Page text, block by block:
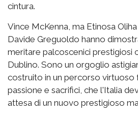
cintura.
Vince McKenna, ma Etinosa
Davide Greguoldo hanno
meritare palcoscenici prestigiosi
Dublino. Sono un orgoglio
costruito in un percorso virtuoso
passione e sacrifici, che l'Italia
attesa di un nuovo prestigioso